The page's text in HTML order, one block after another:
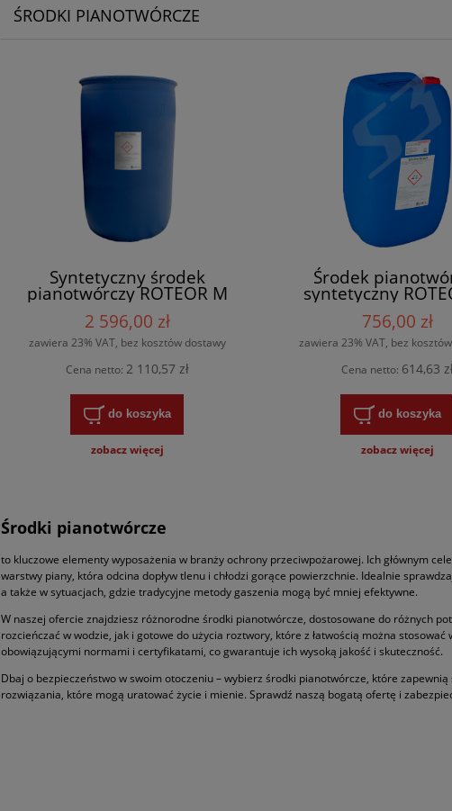
ŚRODKI PIANOTWÓRCZE
Syntetyczny środek
pianotwórczy ROTEOR M
PREMIUM 3% 220kg
2 596,00 zł
zawiera 23% VAT, bez kosztów dostawy
Cena netto: 2 110,57 zł
do koszyka
zobacz więcej
Środek
syntetyczny
PREMIUM 3%
756,00 zł
zawiera 23% VAT, bez
Cena netto: 614,63
do koszyka
zobacz więcej
Środki pianotwórcze
to kluczowe elementy wyposażenia w branży ochrony przeciwpożarowej. Ich głównym
warstwy piany, która odcina dopływ tlenu i chłodzi gorące powierzchnie. Idealnie
a także w sytuacjach, gdzie tradycyjne metody gaszenia mogą być mniej efektywne.
W naszej ofercie znajdziesz różnorodne środki pianotwórcze, dostosowane do różnych
rozcieńczać w wodzie, jak i gotowe do użycia roztwory, które z łatwością można
obowiązującymi normami i certyfikatami, co gwarantuje ich wysoką jakość i skuteczność.
Dbaj o bezpieczeństwo w swoim otoczeniu – wybierz środki pianotwórcze, które
rozwiązania, które mogą uratować życie i mienie. Sprawdź naszą bogatą ofertę i